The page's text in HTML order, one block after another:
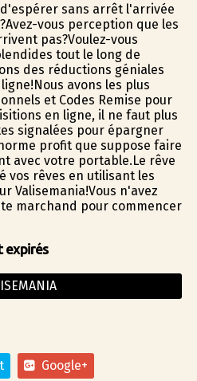
sans arrêt l'arrivée
vous perception que les
pas?Voulez-vous
tout le long de
des réductions géniales
avons les plus
et Codes Remise pour
en ligne, il ne faut plus
signalées pour épargner
profit que suppose faire
avec votre portable.Le rêve
vos rêves en utilisant les
Valisemania!Vous n'avez
marchand pour commencer
expirés
Google+